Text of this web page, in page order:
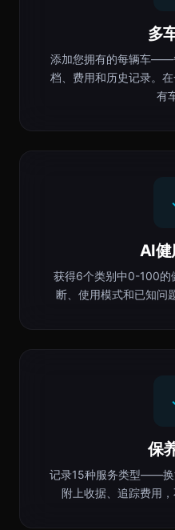
多
添加您拥有的每辆车——
档、费用和历史记录。
有
AI健
获得6个类别中0-100的
断、使用模式和已知问
保
记录15种服务类型——换
附上收据、追踪费用，